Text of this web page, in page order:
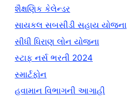
શૈક્ષણિક કેલેન્ડર
સાયકલ સબસીડી સહાય યોજના
સીધી ધિરાણ લોન યોજના
સ્ટાફ નર્સ ભરતી 2024
સ્માર્ટફોન
હવામાન વિભાગની આગાહી